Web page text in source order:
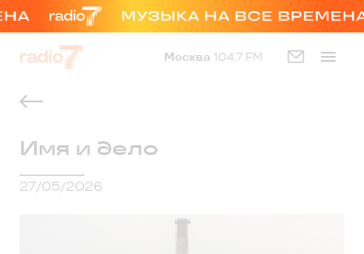
Москва 104,7 FM
Имя и дело
27/05/2026